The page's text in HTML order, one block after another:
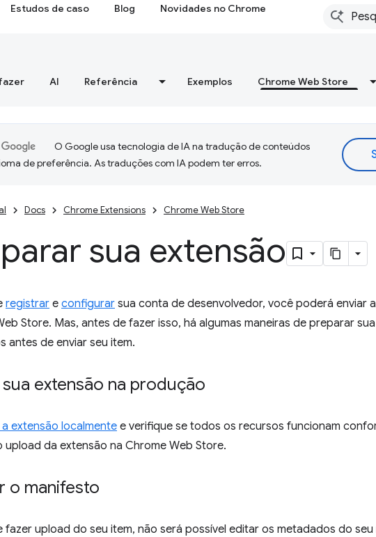
Estudos de caso Blog Novidades no Chrome
AI Referência Exemplos Chrome Web Store
O Google usa tecnologia de IA na tradução de conteúdos
de preferência. As traduções com IA podem ter erros.
Docs Chrome Extensions Chrome Web Store
sua extensão
registrar e configurar sua conta de desenvolvedor, você poderá enviar
Store. Mas, antes de fazer isso, há algumas maneiras de preparar
antes de enviar seu item.
extensão na produção
extensão localmente e verifique se todos os recursos funcionam
upload da extensão na Chrome Web Store.
o manifesto
fazer upload do seu item, não será possível editar os metadados do